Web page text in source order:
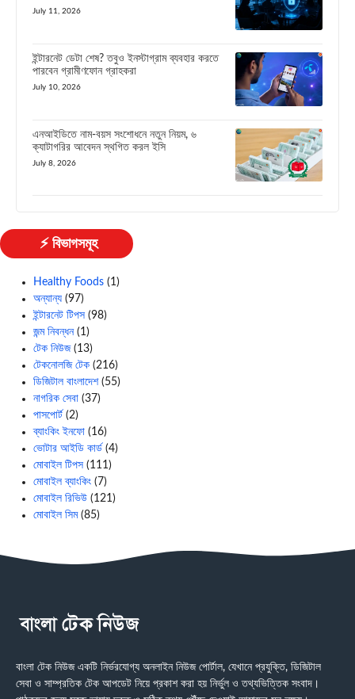
July 11, 2026
ইন্টারনেট ডেটা শেষ? তবুও ইনস্টাগ্রাম ব্যবহার করতে
পারবেন গ্রামীণফোন গ্রাহকরা
July 10, 2026
এনআইডিতে নাম-বয়স সংশোধনে নতুন নিয়ম, ৬
ক্যাটাগরির আবেদন স্থগিত করল ইসি
July 8, 2026
⚡ বিভাগসমূহ
Healthy Foods (1)
অন্যান্য (97)
ইন্টারনেট টিপস (98)
জন্ম নিবন্ধন(1)
টেক নিউজ(13)
টেকনোলজি টেক (216)
ডিজিটাল বাংলাদেশ(55)
নাগরিক সেবা (37)
পাসপোর্ট (2)
ব্যাংকিং ইনফো (16)
ভোটার আইডি কার্ড (4)
মোবাইল টিপস (111)
মোবাইল ব্যাংকিং (7)
মোবাইল রিভিউ (121)
মোবাইল সিম(85)
বাংলা টেক নিউজ একটি নির্ভরযোগ্য অনলাইন নিউজ পোর্টাল, যেখানে প্রযুক্তি, ডিজিটাল
সেবা ও সাম্প্রতিক টেক আপডেট নিয়ে প্রকাশ করা হয় নির্ভুল ও তথ্যভিত্তিক সংবাদ।